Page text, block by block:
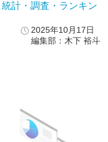
統計・調査・ランキン
2025年10月17日
編集部：木下 裕斗